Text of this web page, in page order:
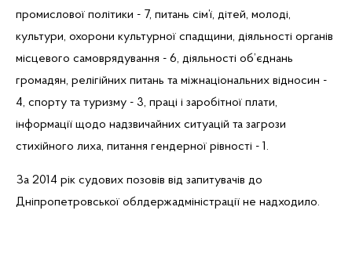
промислової політики - 7, питань сім’ї, дітей, молоді,
культури, охорони культурної спадщини, діяльності органів
місцевого самоврядування - 6, діяльності об’єднань
громадян, релігійних питань та міжнаціональних відносин -
4, спорту та туризму - 3, праці і заробітної плати,
інформації щодо надзвичайних ситуацій та загрози
стихійного лиха, питання гендерної рівності - 1.
За 2014 рік судових позовів від запитувачів до
Дніпропетровської облдержадміністрації не надходило.